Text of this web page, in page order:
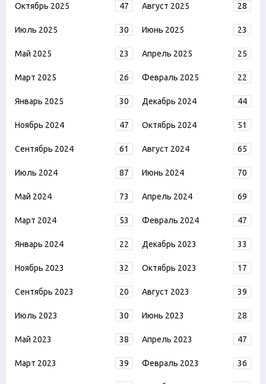
Октябрь 2025 47 Август 2025 28
Июль 2025 30 Июнь 2025 23
Май 2025 23 Апрель 2025 25
Март 2025 26 Февраль 2025 22
Январь 2025 30 Декабрь 2024 44
Ноябрь 2024 47 Октябрь 2024 51
Сентябрь 2024 61 Август 2024 65
Июль 2024 87 Июнь 2024 70
Май 2024 73 Апрель 2024 69
Март 2024 53 Февраль 2024 47
Январь 2024 22 Декабрь 2023 33
Ноябрь 2023 32 Октябрь 2023 17
Сентябрь 2023 20 Август 2023 39
Июль 2023 30 Июнь 2023 28
Май 2023 38 Апрель 2023 47
Март 2023 39 Февраль 2023 36